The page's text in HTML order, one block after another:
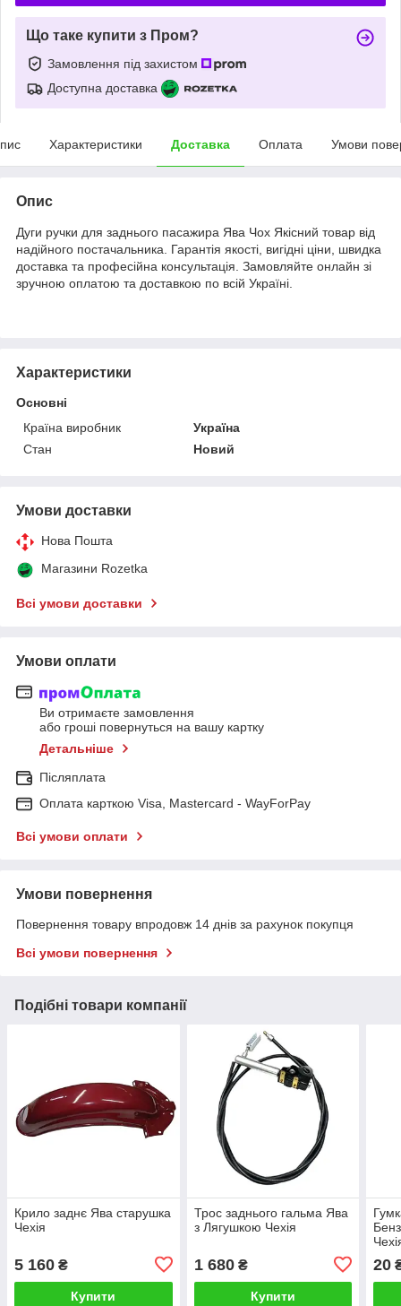
Що таке купити з Пром?
Замовлення під захистом
Доступна доставка
Характеристики Доставка Оплата Умови
Опис
Дуги ручки для заднього пасажира Ява Чох Якісний товар від
надійного постачальника. Гарантія якості, вигідні ціни, швидка
доставка та професійна консультація. Замовляйте онлайн зі
зручною оплатою та доставкою по всій Україні.
Характеристики
Основні
Країна виробник
Україна
Стан
Новий
Умови доставки
Нова Пошта
Магазини Rozetka
Всі умови доставки
Умови оплати
Ви отримаєте замовлення
або гроші повернуться на вашу картку
Детальніше
Післяплата
Оплата карткою Visa, Mastercard - WayForPay
Всі умови оплати
Умови повернення
Повернення товару впродовж 14 днів за рахунок покупця
Всі умови повернення
Подібні товари компанії
Крило заднє Ява старушка
Чехія
5 160 ₴
Купити
Трос заднього гальма Ява
з Лягушкою Чехія
1 680₴
Купити
20